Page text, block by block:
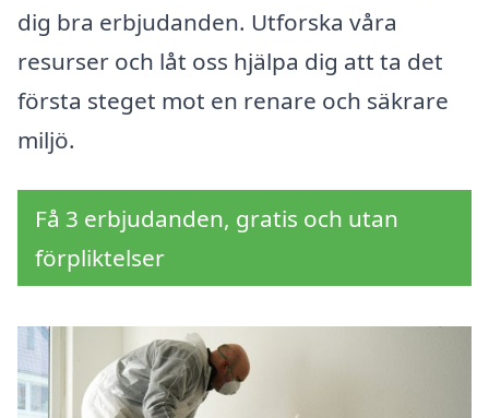
dig bra erbjudanden. Utforska våra
resurser och låt oss hjälpa dig att ta det
första steget mot en renare och säkrare
miljö.
Få 3 erbjudanden, gratis och utan
förpliktelser